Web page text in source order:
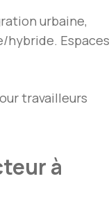
urbaine,
hybride. Espaces
travailleurs
à